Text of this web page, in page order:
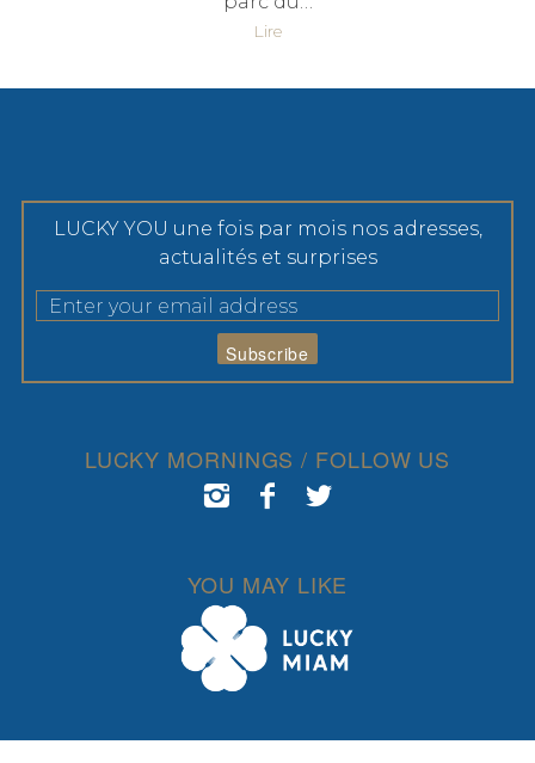
Lire
LUCKY YOU une fois par mois nos adresses,
actualités et surprises
LUCKY MORNINGS / FOLLOW US
YOU MAY LIKE